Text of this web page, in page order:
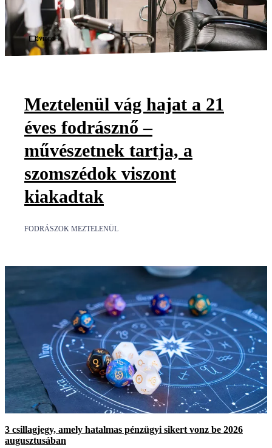
Videó
Meztelenül vág hajat a 21
éves fodrásznő –
művészetnek tartja, a
szomszédok viszont
kiakadtak
FODRÁSZOK MEZTELENÜL
3 csillagjegy, amely hatalmas pénzügyi sikert vonz be 2026
augusztusában